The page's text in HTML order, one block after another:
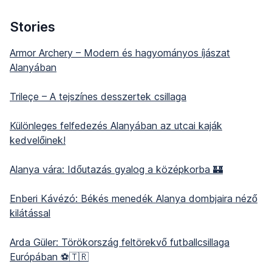
Stories
Armor Archery – Modern és hagyományos íjászat
Alanyában
Trileçe – A tejszínes desszertek csillaga
Különleges felfedezés Alanyában az utcai kaják
kedvelőinek!
Alanya vára: Időutazás gyalog a középkorba 🏰
Enberi Kávézó: Békés menedék Alanya dombjaira néző
kilátással
Arda Güler: Törökország feltörekvő futballcsillaga
Európában ⚽🇹🇷